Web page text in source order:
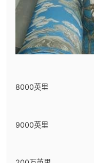
8000英里
9000英里